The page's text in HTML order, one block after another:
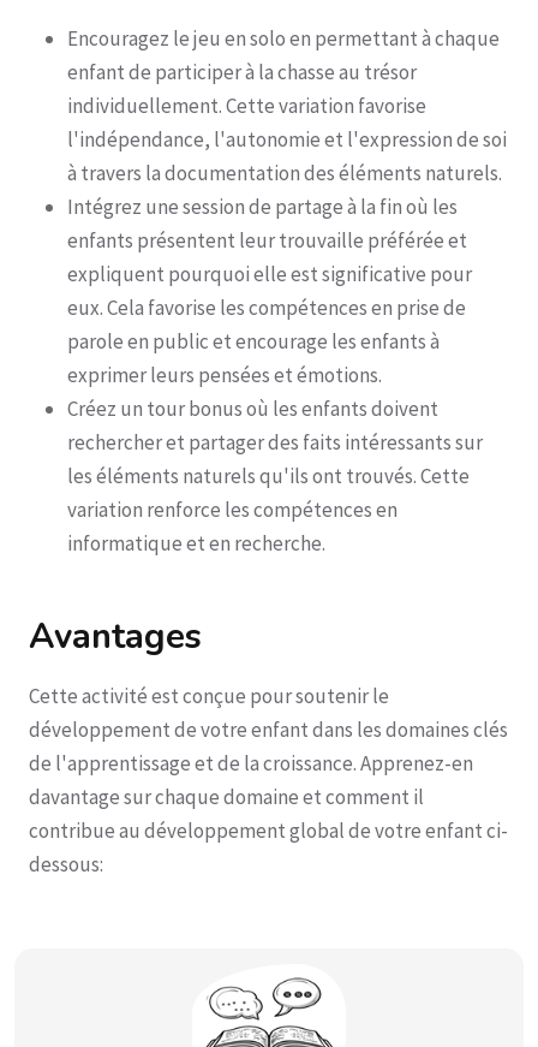
Encouragez le jeu en solo en permettant à chaque
enfant de participer à la chasse au trésor
individuellement. Cette variation favorise
l'indépendance, l'autonomie et l'expression de soi
à travers la documentation des éléments naturels.
Intégrez une session de partage à la fin où les
enfants présentent leur trouvaille préférée et
expliquent pourquoi elle est significative pour
eux. Cela favorise les compétences en prise de
parole en public et encourage les enfants à
exprimer leurs pensées et émotions.
Créez un tour bonus où les enfants doivent
rechercher et partager des faits intéressants sur
les éléments naturels qu'ils ont trouvés. Cette
variation renforce les compétences en
informatique et en recherche.
Avantages
Cette activité est conçue pour soutenir le
développement de votre enfant dans les domaines clés
de l'apprentissage et de la croissance. Apprenez-en
davantage sur chaque domaine et comment il
contribue au développement global de votre enfant ci-
dessous: